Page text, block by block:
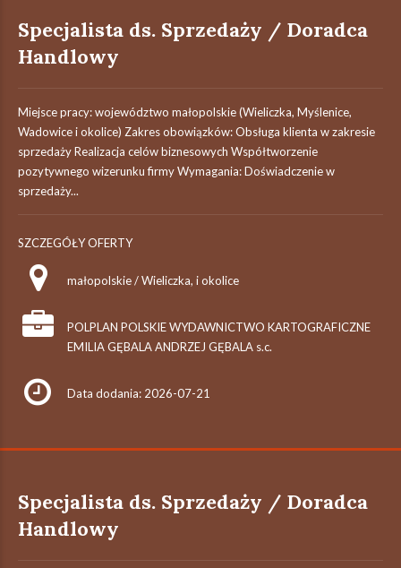
Specjalista ds. Sprzedaży / Doradca
Handlowy
Miejsce pracy: województwo małopolskie (Wieliczka, Myślenice,
Wadowice i okolice) Zakres obowiązków: Obsługa klienta w zakresie
sprzedaży Realizacja celów biznesowych Współtworzenie
pozytywnego wizerunku firmy Wymagania: Doświadczenie w
sprzedaży...
SZCZEGÓŁY OFERTY
małopolskie / Wieliczka, i okolice
POLPLAN POLSKIE WYDAWNICTWO KARTOGRAFICZNE
EMILIA GĘBALA ANDRZEJ GĘBALA s.c.
Data dodania: 2026-07-21
Specjalista ds. Sprzedaży / Doradca
Handlowy